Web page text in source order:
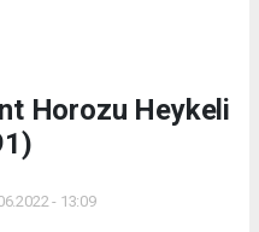
Horozu Heykeli
- 13:09